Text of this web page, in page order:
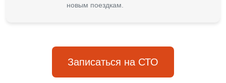
новым поездкам.
Записаться на СТО